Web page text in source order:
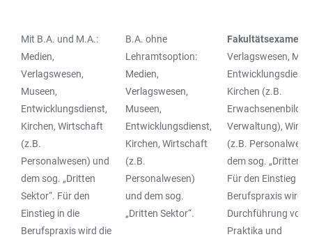
TABLE
Mit B.A. und M.A.:
Medien,
Verlagswesen,
Museen,
Entwicklungsdienst,
Kirchen, Wirtschaft
(z.B.
Personalwesen) und
dem sog. „Dritten
Sektor“. Für den
Einstieg in die
Berufspraxis wird die
B.A. ohne
Lehramtsoption:
Medien,
Verlagswesen,
Museen,
Entwicklungsdienst,
Kirchen, Wirtschaft
(z.B.
Personalwesen)
und dem sog.
„Dritten Sektor“.
Fakultätsexamen:
Verlagswesen,
Kirchen (z.B.
Verwaltung),
(z.B.
dem sog. „Dritten
Für den Einstieg in
Berufspraxis wird
Durchführung von
Praktika und